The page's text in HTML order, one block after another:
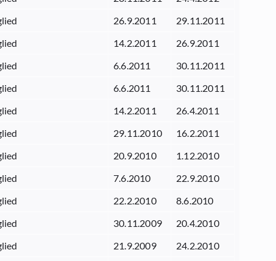
26.9.2011
29.11.2011
14.2.2011
26.9.2011
6.6.2011
30.11.2011
6.6.2011
30.11.2011
14.2.2011
26.4.2011
29.11.2010
16.2.2011
20.9.2010
1.12.2010
7.6.2010
22.9.2010
22.2.2010
8.6.2010
30.11.2009
20.4.2010
21.9.2009
24.2.2010